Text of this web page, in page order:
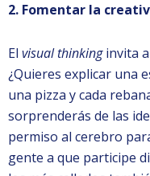
2. Fomentar la
El visual thinkinginvita a
¿Quieres explicar una
una pizza y cada
sorprenderás de las
permiso al cerebro
gente a que participe